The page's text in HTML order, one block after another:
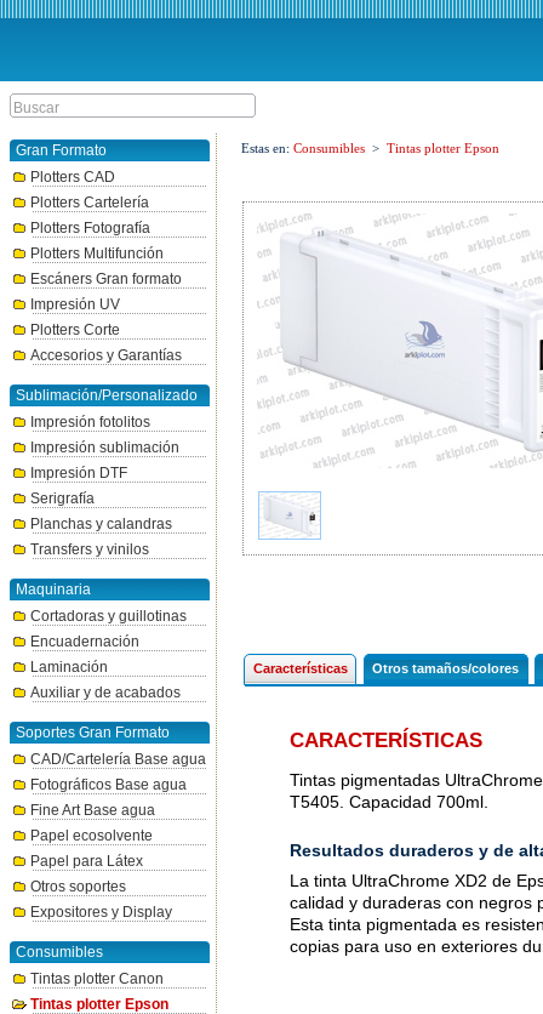
Gran Formato
Plotters CAD
Plotters Cartelería
Plotters Fotografía
Plotters Multifunción
Escáners Gran formato
Impresión UV
Plotters Corte
Accesorios y Garantías
Sublimación/Personalizado
Impresión fotolitos
Impresión sublimación
Impresión DTF
Serigrafía
Planchas y calandras
Transfers y vinilos
Maquinaria
Cortadoras y guillotinas
Encuadernación
Laminación
Auxiliar y de acabados
Soportes Gran Formato
CAD/Cartelería Base agua
Fotográficos Base agua
Fine Art Base agua
Papel ecosolvente
Papel para Látex
Otros soportes
Expositores y Display
Consumibles
Tintas plotter Canon
Tintas plotter Epson
Estas en: Consumibles > Tintas plotter Epson
Características Otros tamaños/colores
CARACTERÍSTICAS
Tintas pigmentadas
T5405. Capacidad 700ml.
Resultados duraderos y de
La tinta UltraChrome XD2 de
calidad y duraderas con negros
Esta tinta pigmentada es
copias para uso en exteriores